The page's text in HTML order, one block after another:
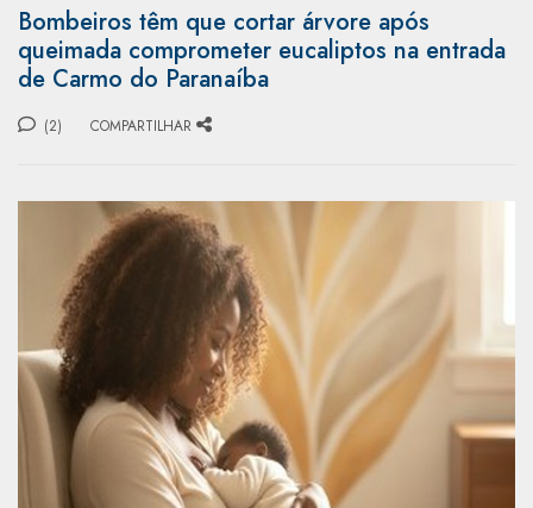
Bombeiros têm que cortar árvore após
queimada comprometer eucaliptos na entrada
de Carmo do Paranaíba
(2) COMPARTILHAR